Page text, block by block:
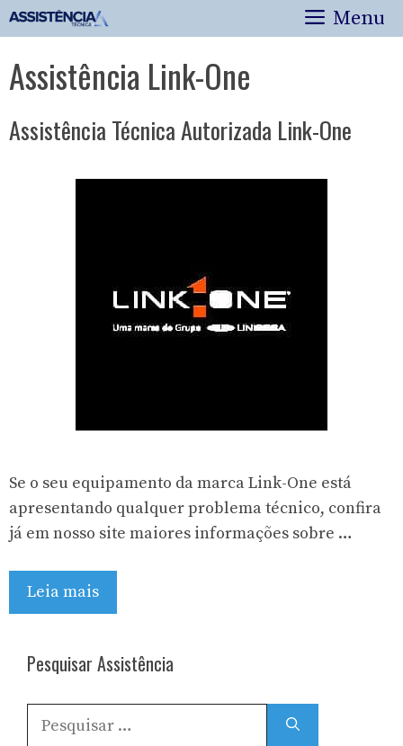
Pular
para
conteúdo
Menu
Assistência Link-One
Assistência Técnica Autorizada Link-One
Se o seu equipamento da marca Link-One está
apresentando qualquer problema técnico, confira
já em nosso site maiores informações sobre …
Leia mais
Pesquisar Assistência
Pesquisar
por: